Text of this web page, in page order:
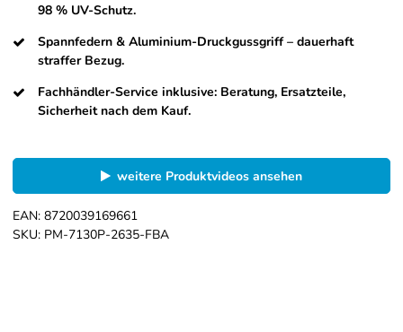
98 % UV-Schutz.
Spannfedern & Aluminium-Druckgussgriff – dauerhaft
straffer Bezug.
Fachhändler-Service inklusive: Beratung, Ersatzteile,
Sicherheit nach dem Kauf.
weitere Produktvideos ansehen
EAN: 8720039169661
SKU: PM-7130P-2635-FBA